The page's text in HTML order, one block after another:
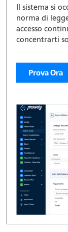
Il sistema si
norma di
accesso
concentrarti
Prova Ora